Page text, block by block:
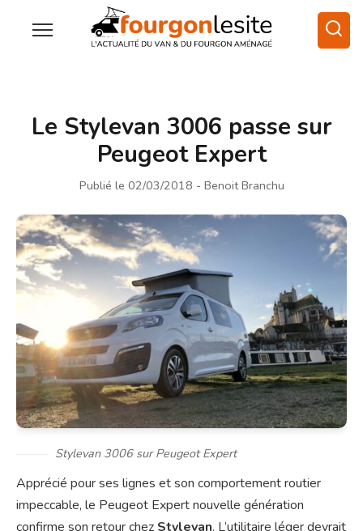
Le Stylevan 3006 passe sur
Peugeot Expert
Publié le 02/03/2018 - Benoit Branchu
Stylevan 3006 sur Peugeot Expert
Apprécié pour ses lignes et son comportement routier
impeccable, le Peugeot Expert nouvelle génération
confirme son retour chez Stylevan. L’utilitaire léger devrait